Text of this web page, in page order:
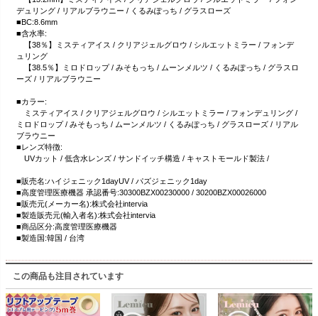
デュリング / リアルブラウニー / くるみぽっち / グラスローズ
■BC:8.6mm
■含水率:
【38％】ミスティアイス / クリアジェルグロウ / シルエットミラー / フォンデ
ュリング
【38.5％】ミロドロップ / みそもっち / ムーンメルツ / くるみぽっち / グラスロ
ーズ / リアルブラウニー
■カラー:
ミスティアイス / クリアジェルグロウ / シルエットミラー / フォンデュリング /
ミロドロップ / みそもっち / ムーンメルツ / くるみぽっち / グラスローズ / リアル
ブラウニー
■レンズ特徴:
UVカット / 低含水レンズ / サンドイッチ構造 / キャストモールド製法 /
■販売名:ハイジェニック1dayUV / パズジェニック1day
■高度管理医療機器 承認番号:30300BZX00230000 / 30200BZX00026000
■販売元(メーカー名):株式会社intervia
■製造販売元(輸入者名):株式会社intervia
■商品区分:高度管理医療機器
■製造国:韓国 / 台湾
この商品も注目されています